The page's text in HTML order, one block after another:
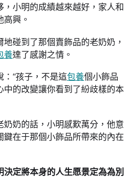
，小明的成績越來越好，家人和
高興。
碰到了那個賣飾品的老奶奶，
養達了感謝之情。
“孩子，不是這包養個小飾品
中的改變讓你看到了紛歧樣的本
奶奶的話，小明感歎萬分，他意
鍵在于那個小飾品所帶來的內在
定將本身的人生愿景定為為別